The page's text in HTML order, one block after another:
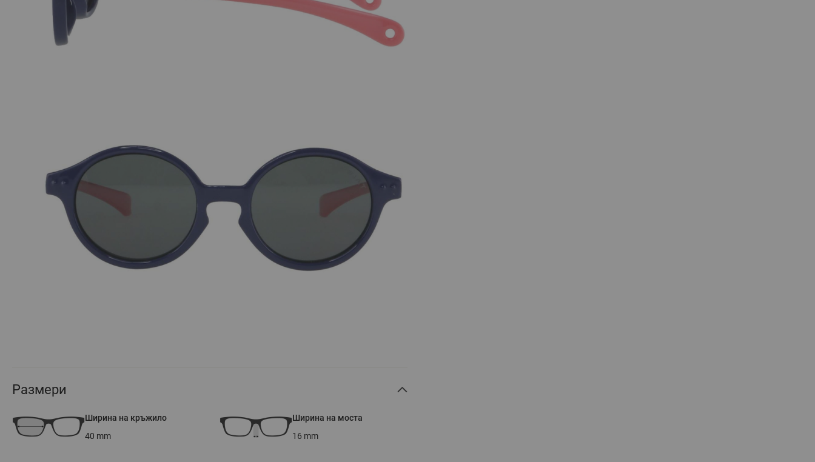
Размери
Ширина на кръжило
40 mm
Ширина на моста
16 mm